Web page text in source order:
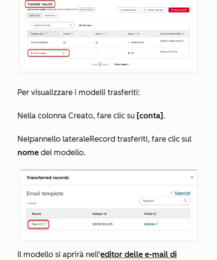
Per visualizzare i modelli trasferiti:
Nella colonna Creato, fare clic su [conta] .
Nelpannello lateraleRecord trasferiti, fare clic sul
nome del modello.
Il modello si aprirà nell'editor delle e-mail di